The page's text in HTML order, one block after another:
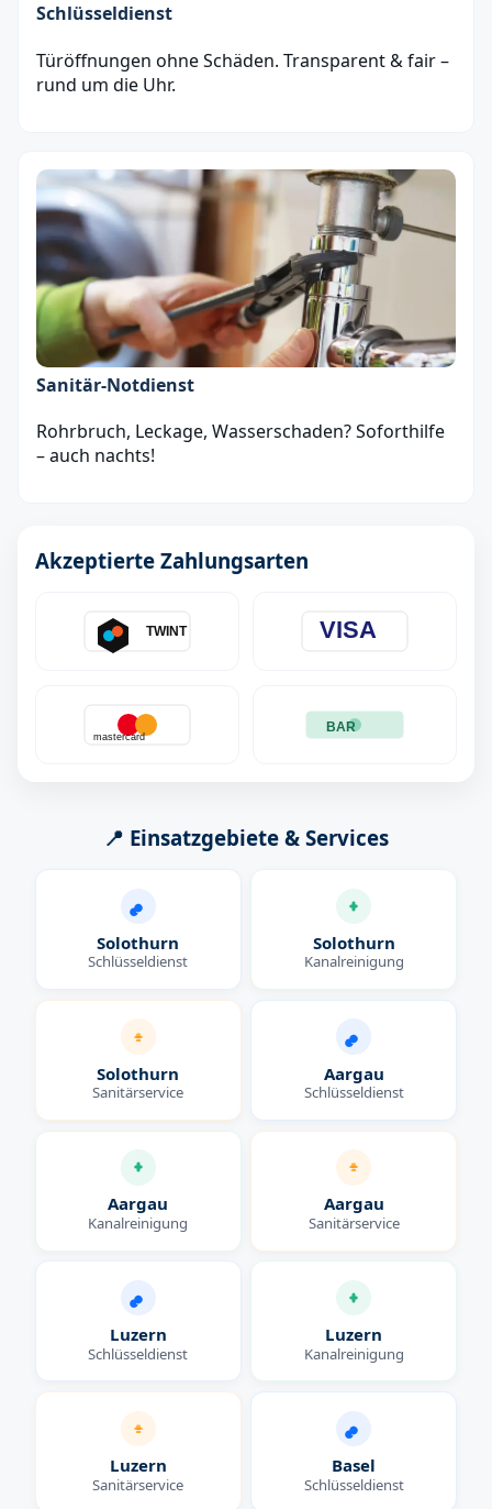
Schlüsseldienst
Türöffnungen ohne Schäden. Transparent & fair –
rund um die Uhr.
Sanitär‑Notdienst
Rohrbruch, Leckage, Wasserschaden? Soforthilfe
– auch nachts!
Akzeptierte Zahlungsarten
TWINT VISA
mastercard
BAR
📍 Einsatzgebiete & Services
Solothurn
Schlüsseldienst
Solothurn
Kanalreinigung
Solothurn
Sanitärservice
Aargau
Schlüsseldienst
Aargau
Kanalreinigung
Aargau
Sanitärservice
Luzern
Schlüsseldienst
Luzern
Kanalreinigung
Luzern
Sanitärservice
Basel
Schlüsseldienst